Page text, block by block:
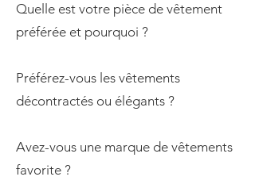
Quelle est votre pièce de vêtement
préférée et pourquoi ?
Préférez-vous les vêtements
décontractés ou élégants ?
Avez-vous une marque de vêtements
favorite ?